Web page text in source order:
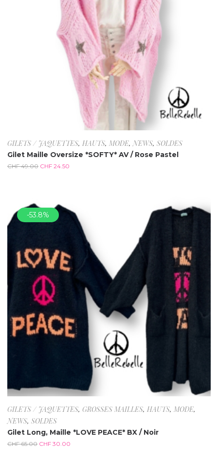
GILETS / JAQUETTES, HAUTS, MODE,NEWS, SOLDES
Gilet Maille Oversize *SOFTY* AV / Rose Pastel
CHF49.00 CHF 24.50
-53.8%
GILETS / JAQUETTES, GROSSES MAILLES, HAUTS, MODE,
NEWS, SOLDES
Gilet Long, Maille *LOVE PEACE* BX / Noir
CHF65.00 CHF 30.00